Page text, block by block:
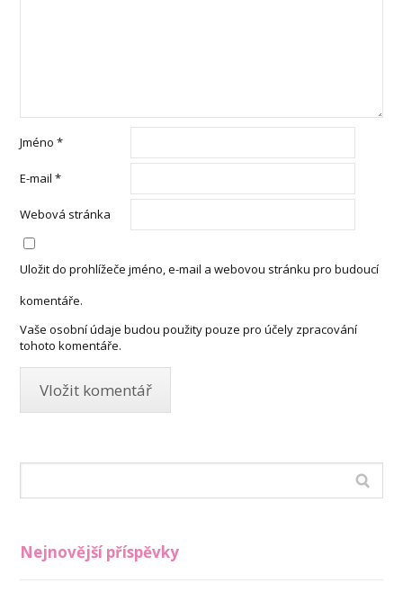
Jméno*
E-mail*
Webová stránka
Uložit do prohlížeče jméno, e-mail a webovou stránku pro budoucí
komentáře.
Vaše osobní údaje budou použity pouze pro účely zpracování
tohoto komentáře.
Nejnovější příspěvky